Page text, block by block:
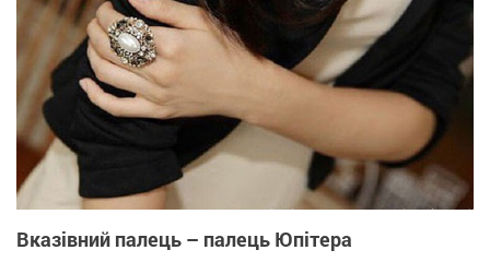
Вказівний палець – палець Юпітера